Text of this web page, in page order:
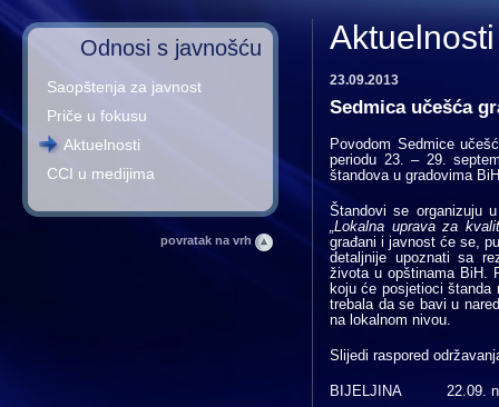
Odnosi s javnošću
Saopštenja za javnost
Priče u fokusu
Aktuelnosti
CCI u medijima
povratak na vrh
Aktuelnosti
23.09.2013
Sedmica učešća
Povodom Sedmice
periodu 23. – 29.
štandova u gradovima
Štandovi se organizuju
„Lokalna uprava za
građani i javnost će se,
detaljnije upoznati sa
života u opštinama BiH.
koju će posjetioci štanda
trebala da se bavi u
na lokalnom nivou.
Slijedi raspored
BIJELJINA 22.09.